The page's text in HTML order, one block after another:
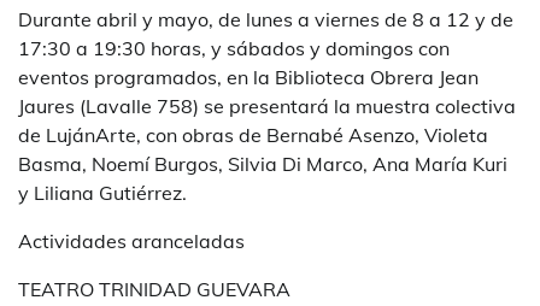
Durante abril y mayo, de lunes a viernes de 8 a 12 y de
17:30 a 19:30 horas, y sábados y domingos con
eventos programados, en la Biblioteca Obrera Jean
Jaures (Lavalle 758) se presentará la muestra colectiva
de LujánArte, con obras de Bernabé Asenzo, Violeta
Basma, Noemí Burgos, Silvia Di Marco, Ana María Kuri
y Liliana Gutiérrez.
Actividades aranceladas
TEATRO TRINIDAD GUEVARA